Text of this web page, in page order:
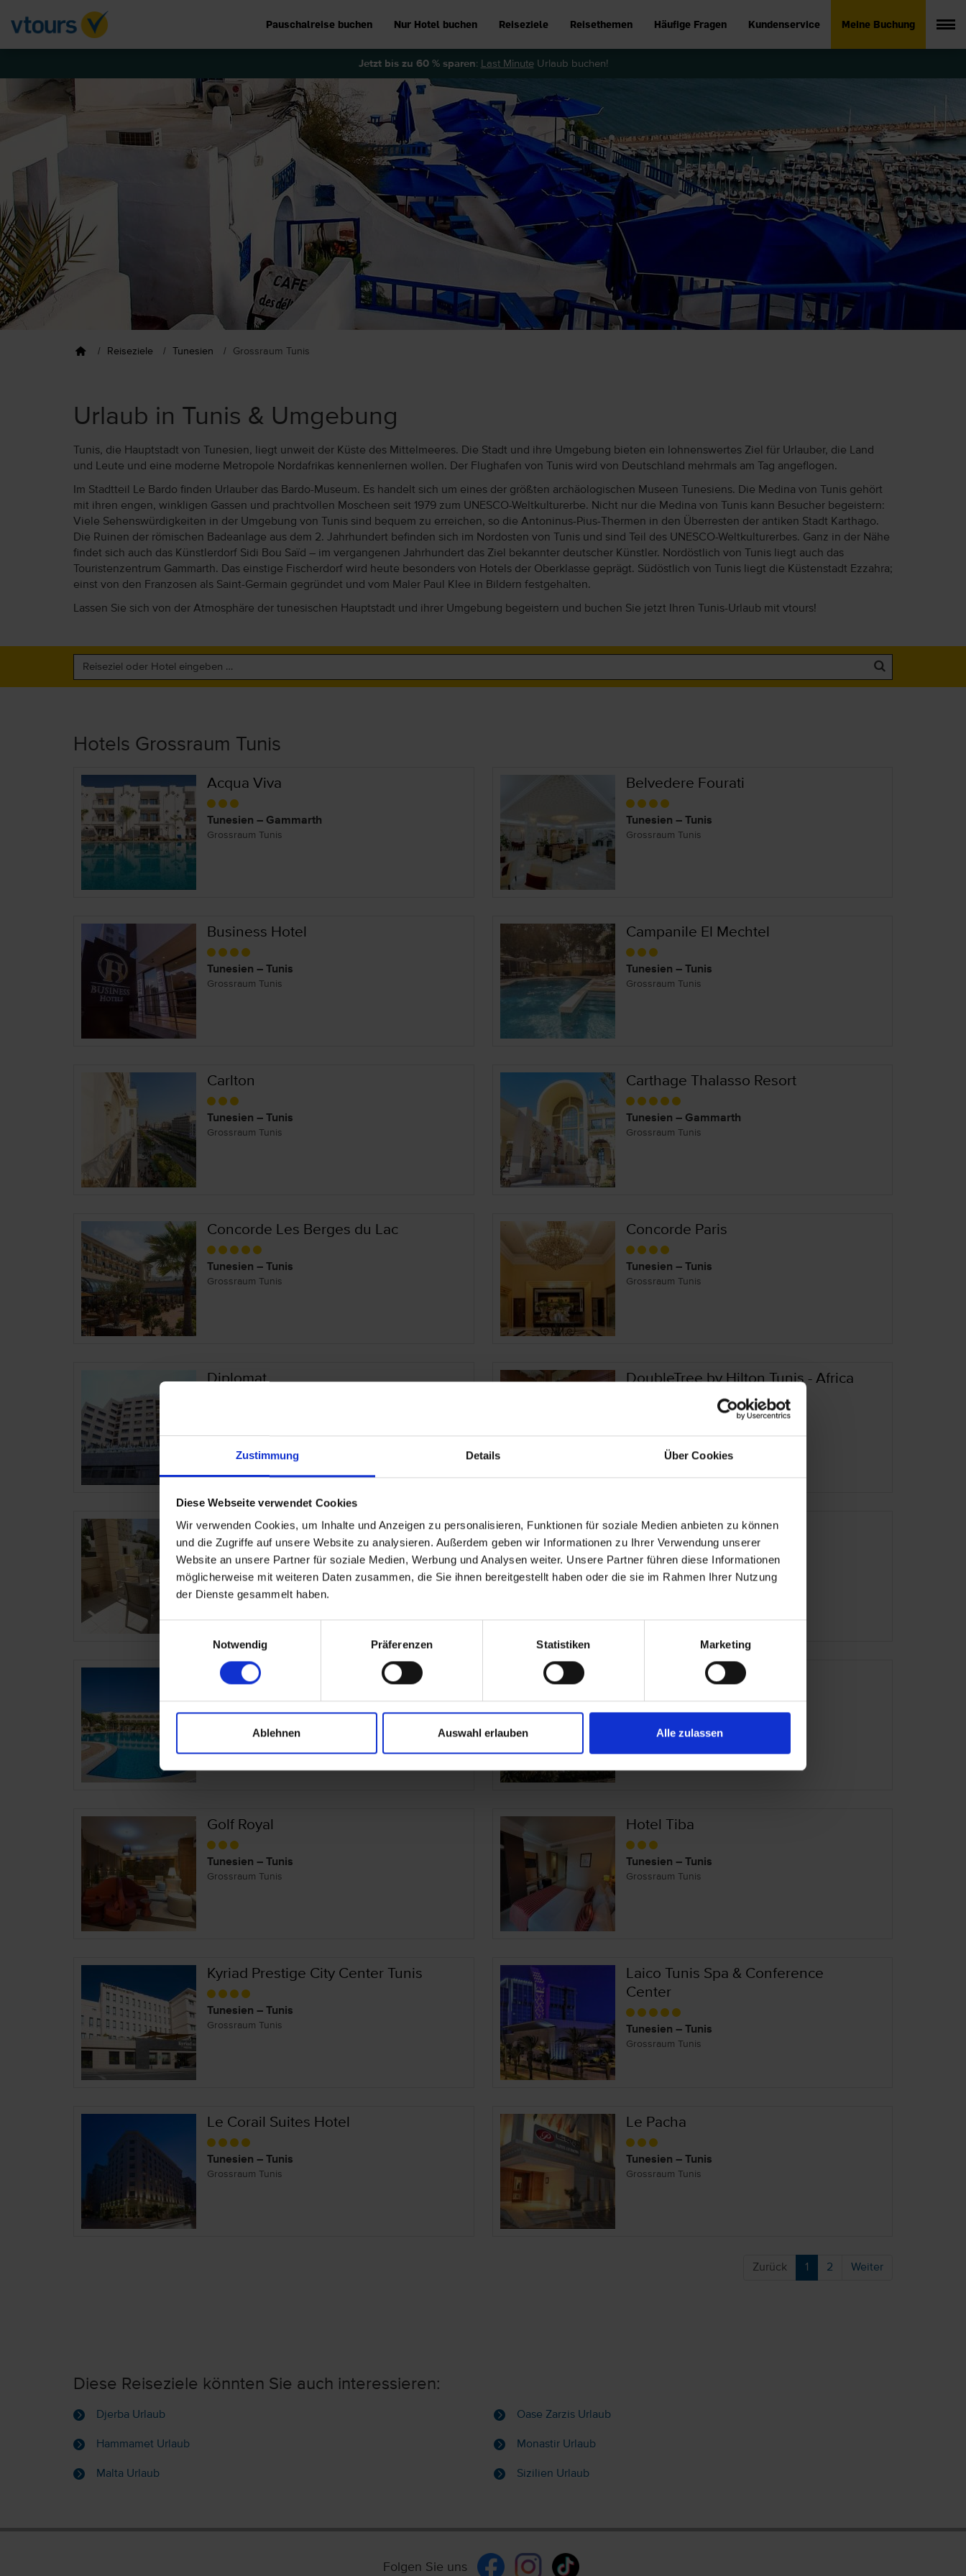
Zustimmung Details Über Cookies
Diese Webseite verwendet Cookies
Wir verwenden Cookies, um Inhalte und Anzeigen zu personalisieren, Funktionen für soziale Medien anbieten zu können
und die Zugriffe auf unsere Website zu analysieren. Außerdem geben wir Informationen zu Ihrer Verwendung unserer
Website an unsere Partner für soziale Medien, Werbung und Analysen weiter. Unsere Partner führen diese Informationen
möglicherweise mit weiteren Daten zusammen, die Sie ihnen bereitgestellt haben oder die sie im Rahmen Ihrer Nutzung
der Dienste gesammelt haben.
Notwendig
Präferenzen Statistiken Marketing
Ablehnen Auswahl erlauben Alle zulassen
Pauschalreise buchen Nur Hotel buchen Reiseziele Reisethemen Häufige Fragen Kundenservice Meine Buchung
Jetzt bis zu 60 % sparen: Last MinuteUrlaub buchen!
Reiseziele Tunesien Grossraum Tunis
Urlaub in Tunis & Umgebung
Tunis, die Hauptstadt von Tunesien, liegt unweit der Küste des Mittelmeeres. Die Stadt und ihre Umgebung bieten ein lohnenswertes Ziel für Urlauber, die Land
und Leute und eine moderne Metropole Nordafrikas kennenlernen wollen. Der Flughafen von Tunis wird von Deutschland mehrmals am Tag angeflogen.
Im Stadtteil Le Bardo finden Urlauber das Bardo-Museum. Es handelt sich um eines der größten archäologischen Museen Tunesiens. Die Medina von Tunis gehört
mit ihren engen, winkligen Gassen und prachtvollen Moscheen seit 1979 zum UNESCO-Weltkulturerbe. Nicht nur die Medina von Tunis kann Besucher begeistern:
Viele Sehenswürdigkeiten in der Umgebung von Tunis sind bequem zu erreichen, so die Antoninus-Pius-Thermen in den Überresten der antiken Stadt Karthago.
Die Ruinen der römischen Badeanlage aus dem 2. Jahrhundert befinden sich im Nordosten von Tunis und sind Teil des UNESCO-Weltkulturerbes. Ganz in der Nähe
findet sich auch das Künstlerdorf Sidi Bou Saïd – im vergangenen Jahrhundert das Ziel bekannter deutscher Künstler. Nordöstlich von Tunis liegt auch das
Touristenzentrum Gammarth. Das einstige Fischerdorf wird heute besonders von Hotels der Oberklasse geprägt. Südöstlich von Tunis liegt die Küstenstadt Ezzahra;
einst von den Franzosen als Saint-Germain gegründet und vom Maler Paul Klee in Bildern festgehalten.
Lassen Sie sich von der Atmosphäre der tunesischen Hauptstadt und ihrer Umgebung begeistern und buchen Sie jetzt Ihren Tunis-Urlaub mit vtours!
Hotels Grossraum Tunis
Acqua Viva
Tunesien – Gammarth
Grossraum Tunis
Belvedere Fourati
Tunesien – Tunis
Grossraum Tunis
Business Hotel
Tunesien – Tunis
Grossraum Tunis
Campanile El Mechtel
Tunesien – Tunis
Grossraum Tunis
Carlton
Tunesien – Tunis
Grossraum Tunis
Carthage Thalasso Resort
Tunesien – Gammarth
Grossraum Tunis
Concorde Les Berges du Lac
Tunesien – Tunis
Grossraum Tunis
Concorde Paris
Tunesien – Tunis
Grossraum Tunis
Diplomat DoubleTree by Hilton Tunis - Africa
Downtown Tunis Hotel
Tunesien – Tunis
Grossraum Tunis
El Mouradi Gammarth
Tunesien – Gammarth
Grossraum Tunis
Golden Tulip Carthage Tunis
Tunesien – Gammarth
Grossraum Tunis
Golden Tulip El Mechtel
Tunesien – Tunis
Grossraum Tunis
Golf Royal
Tunesien – Tunis
Grossraum Tunis
Hotel Tiba
Tunesien – Tunis
Grossraum Tunis
Kyriad Prestige City Center Tunis
Tunesien – Tunis
Grossraum Tunis
Laico Tunis Spa & Conference
Center
Tunesien – Tunis
Grossraum Tunis
Le Corail Suites Hotel
Tunesien – Tunis
Grossraum Tunis
Le Pacha
Tunesien – Tunis
Grossraum Tunis
Zurück 1 2 Weiter
Diese Reiseziele könnten Sie auch interessieren:
Djerba Urlaub Oase Zarzis Urlaub
Hammamet Urlaub Monastir Urlaub
Malta Urlaub Sizilien Urlaub
Folgen Sie uns